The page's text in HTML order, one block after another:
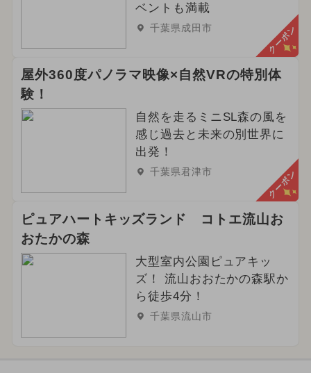
ベントも満載
千葉県成田市 クーポン
屋外360度パノラマ映像×自然VRの特別体
験！
自然を走るミニSL森の風を
感じ過去と未来の別世界に
出発！
千葉県君津市 クーポン
ピュアハートキッズランド コトエ流山お
おたかの森
大型室内公園ピュアキッ
ズ！ 流山おおたかの森駅か
ら徒歩4分！
千葉県流山市